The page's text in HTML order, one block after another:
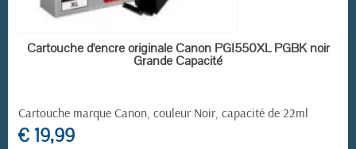
EN STOCK
Cartouche d'encre originale Canon PGI550XL PGBK noir
Grande Capacité
Cartouche marque Canon, couleur Noir, capacité de 22ml
€ 19,99